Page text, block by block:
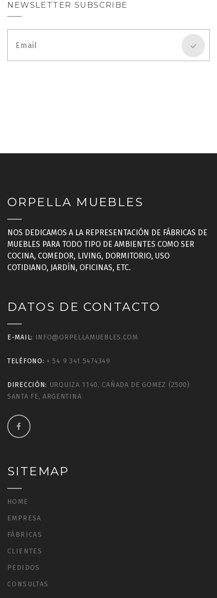
NEWSLETTER SUBSCRIBE
ORPELLA MUEBLES
NOS DEDICAMOS A LA REPRESENTACIÓN DE FÁBRICAS DE
MUEBLES PARA TODO TIPO DE AMBIENTES COMO SER
COCINA, COMEDOR, LIVING, DORMITORIO, USO
COTIDIANO, JARDÍN, OFICINAS, ETC.
DATOS DE CONTACTO
E-MAIL: INFO@ORPELLAMUEBLES.COM
TELÉFONO: + 54 9 341 5474349
DIRECCIÓN: URQUIZA 1140, CAÑADA DE GOMEZ (2500)
SANTA FE, ARGENTINA
SITEMAP
HOME
EMPRESA
FÁBRICAS
CLIENTES
PEDIDOS
CONSULTAS